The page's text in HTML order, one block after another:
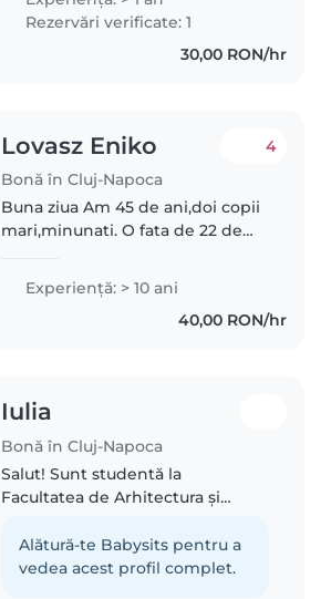
nepoței pe care îi am și
majoritatea timpului îl petrec
Rezervări verificate: 1
30,00 RON/hr
Lovasz Eniko
Bonă în Cluj-Napoca
4
Buna ziua Am 45 de ani,doi copii
mari,minunati. O fata de 22 de
ca bona,sí cu bebe nou nascut.
Locuiesc in cartierul intre lacuri.
Experienţă: > 10 ani
40,00 RON/hr
Iulia
Bonă în Cluj-Napoca
Salut! Sunt studentă la
Facultatea de Arhitectura și
timpul liber îmi place să
muncesc cu copii. Sunt creativă,
Alătură-te Babysits pentru a
vedea acest profil complet.